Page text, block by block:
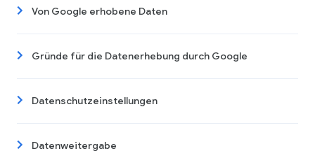
Von Google erhobene Daten
Gründe für die Datenerhebung durch Google
Datenschutzeinstellungen
Datenweitergabe